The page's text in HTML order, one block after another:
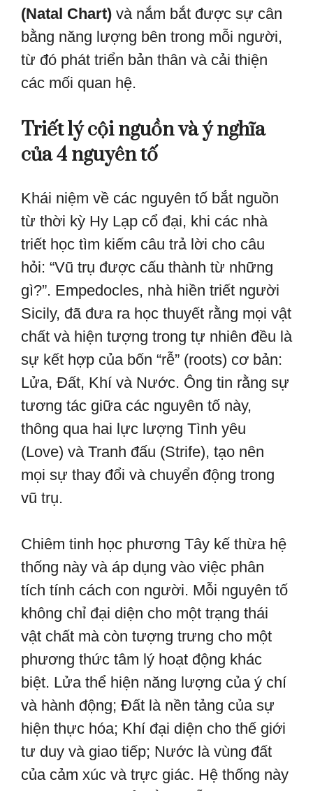
(Natal Chart) và nắm bắt được sự cân
bằng năng lượng bên trong mỗi người,
từ đó phát triển bản thân và cải thiện
các mối quan hệ.
Triết lý cội nguồn và ý nghĩa
của 4 nguyên tố
Khái niệm về các nguyên tố bắt nguồn
từ thời kỳ Hy Lạp cổ đại, khi các nhà
triết học tìm kiếm câu trả lời cho câu
hỏi: “Vũ trụ được cấu thành từ những
gì?”. Empedocles, nhà hiền triết người
Sicily, đã đưa ra học thuyết rằng mọi vật
chất và hiện tượng trong tự nhiên đều là
sự kết hợp của bốn “rễ” (roots) cơ bản:
Lửa, Đất, Khí và Nước. Ông tin rằng sự
tương tác giữa các nguyên tố này,
thông qua hai lực lượng Tình yêu
(Love) và Tranh đấu (Strife), tạo nên
mọi sự thay đổi và chuyển động trong
vũ trụ.
Chiêm tinh học phương Tây kế thừa hệ
thống này và áp dụng vào việc phân
tích tính cách con người. Mỗi nguyên tố
không chỉ đại diện cho một trạng thái
vật chất mà còn tượng trưng cho một
phương thức tâm lý hoạt động khác
biệt. Lửa thể hiện năng lượng của ý chí
và hành động; Đất là nền tảng của sự
hiện thực hóa; Khí đại diện cho thế giới
tư duy và giao tiếp; Nước là vùng đất
của cảm xúc và trực giác. Hệ thống này